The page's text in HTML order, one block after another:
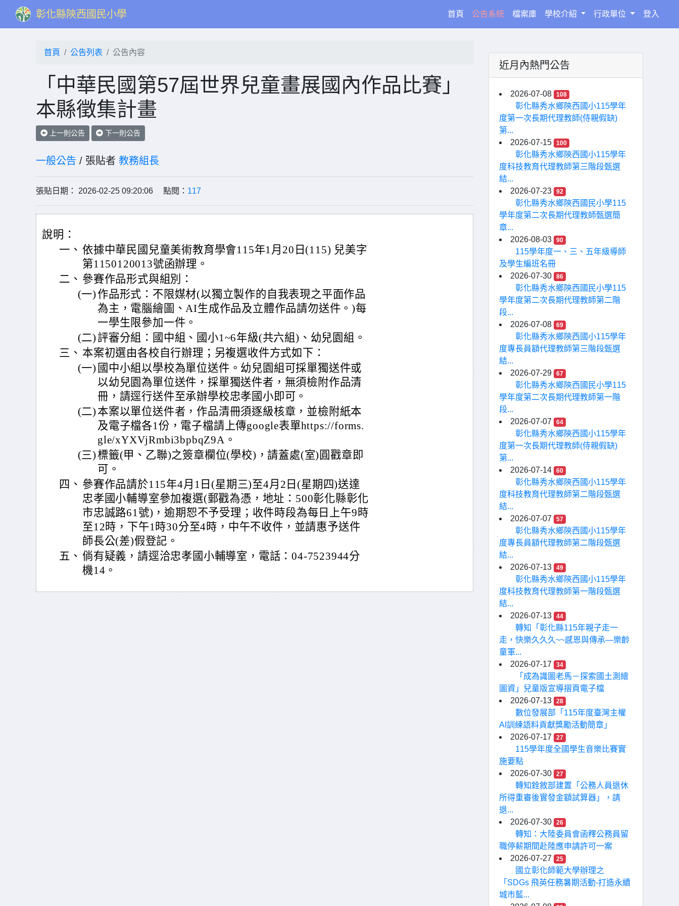
彰化縣陝西國民小學 首頁(current)
公告系統 檔案庫 學校介紹 行政單位 登入
首頁 公告列表 公告內容
「中華民國第57屆世界兒童畫展國內作品比賽」
本縣徵集計畫
上一則公告 下一則公告
一般公告 / 張貼者 教務組長
張貼日期： 2026-02-25 09:20:06 點閱： 117
說明：
一、 依據中華民國兒童美術教育學會115年1月20日(115) 兒美字
第1150120013號函辦理。
二、 參賽作品形式與組別：
(一) 作品形式：不限媒材(以獨立製作的自我表現之平面作品
為主，電腦繪圖、AI生成作品及立體作品請勿送件。)每
一學生限參加一件。
(二) 評審分組：國中組、國小1~6年級(共六組)、幼兒園組。
三、 本案初選由各校自行辦理；另複選收件方式如下：
(一) 國中小組以學校為單位送件。幼兒園組可採單獨送件或
以幼兒園為單位送件，採單獨送件者，無須檢附作品清
冊，請逕行送件至承辦學校忠孝國小即可。
(二) 本案以單位送件者，作品清冊須逐級核章，並檢附紙本
及電子檔各1份，電子檔請上傳google表單https://forms.
gle/xYXVjRmbi3bpbqZ9A。
(三)標籤(甲、乙聯)之簽章欄位(學校)，請蓋處(室)圓戳章即
可。
四、 參賽作品請於115年4月1日(星期三)至4月2日(星期四)送達
忠孝國小輔導室參加複選(郵戳為憑，地址：500彰化縣彰化
市忠誠路61號)，逾期恕不予受理；收件時段為每日上午9時
至12時，下午1時30分至4時，中午不收件，並請惠予送件
師長公(差)假登記。
五、 倘有疑義，請逕洽忠孝國小輔導室，電話：04-7523944分
機14。
近月內熱門公告
2026-07-08 108
彰化縣秀水鄉陝西國小115學年
度第一次長期代理教師(侍親假缺)
第...
2026-07-15
100
彰化縣秀水鄉陝西國小115學年
度科技教育代理教師第三階段甄選
結...
2026-07-23
92
彰化縣秀水鄉陝西國民小學115
學年度第二次長期代理教師甄選簡
章...
2026-08-03
90
115學年度一、三、五年級導師
及學生編班名冊
2026-07-30
86
彰化縣秀水鄉陝西國民小學115
學年度第二次長期代理教師第二階
段...
2026-07-08
69
彰化縣秀水鄉陝西國小115學年
度專長員額代理教師第三階段甄選
結...
2026-07-29
67
彰化縣秀水鄉陝西國民小學115
學年度第二次長期代理教師第一階
段...
2026-07-07
64
彰化縣秀水鄉陝西國小115學年
度第一次長期代理教師(侍親假缺)
第...
2026-07-14
60
彰化縣秀水鄉陝西國小115學年
度科技教育代理教師第二階段甄選
結...
2026-07-07
57
彰化縣秀水鄉陝西國小115學年
度專長員額代理教師第二階段甄選
結...
2026-07-13
49
彰化縣秀水鄉陝西國小115學年
度科技教育代理教師第一階段甄選
結...
2026-07-13
44
轉知「彰化縣115年親子走一
走，快樂久久久~~感恩與傳承—樂齡
童軍...
2026-07-17
34
「成為識圖老馬－探索國土測繪
圖資」兒童版宣導摺頁電子檔
2026-07-13
28
數位發展部「115年度臺灣主權
AI訓練語料貢獻獎勵活動簡章」
2026-07-17
27
115學年度全國學生音樂比賽實
施要點
2026-07-30
27
轉知銓敘部建置「公務人員退休
所得重審後實發金額試算器」，請
退...
2026-07-30
26
轉知：大陸委員會函釋公務員留
職停薪期間赴陸應申請許可一案
2026-07-27
25
國立彰化師範大學辦理之
「SDGs 飛英任務暑期活動-打造永續
城市藍...